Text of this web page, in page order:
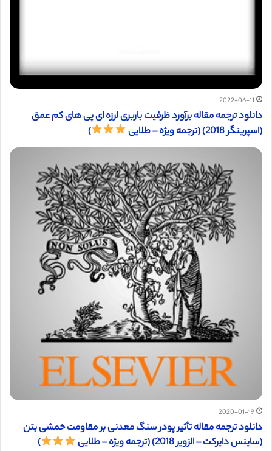
2022-06-11
دانلود ترجمه مقاله برآورد ظرفیت باربری لرزه ای پی های کم عمق
(اسپرینگر 2018) (ترجمه ویژه – طلایی
)
2020-01-19
دانلود ترجمه مقاله تأثیر پودر سنگ معدنی بر مقاومت خمشی بتن
(ساینس دایرکت – الزویر 2018) (ترجمه ویژه – طلایی
)